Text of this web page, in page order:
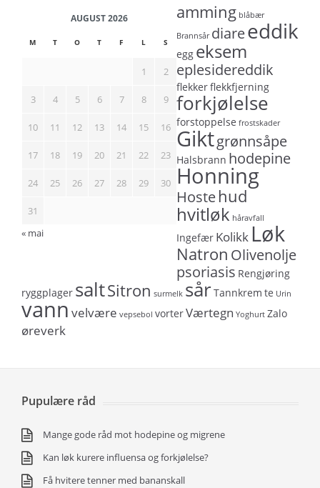
AUGUST 2026
M T O T F L S
1 2
3 4 5 6 7 8 9
10 11 12 13 14 15 16
17 18 19 20 21 22 23
24 25 26 27 28 29 30
31
« mai
amming blåbær
Brannsår diareeddik
egg eksem
eplesidereddik
flekkerflekkfjerning
forkjølelse
forstoppelse frostskader
Giktgrønnsåpe
Halsbrann hodepine
Honning
Hostehud
hvitløk håravfall
Ingefær Kolikk Løk
Natron Olivenolje
psoriasis Rengjøring
ryggplager saltSitron surmelk sårTannkrem te Urin
vann velvære vepsebol vorterVærtegn Yoghurt Zalo
øreverk
Pupulære råd
Mange gode råd mot hodepine og migrene
Kan løk kurere influensa og forkjølelse?
Få hvitere tenner med bananskall